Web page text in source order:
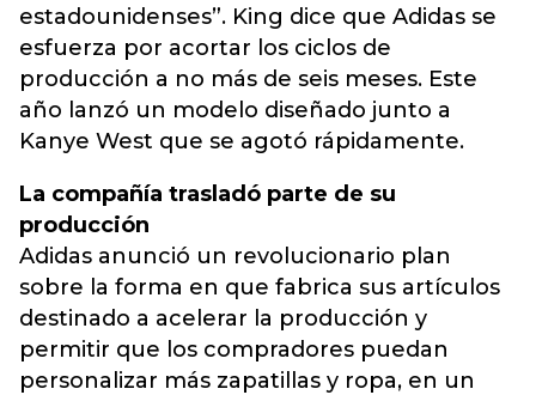
estadounidenses”. King dice que Adidas se
esfuerza por acortar los ciclos de
producción a no más de seis meses. Este
año lanzó un modelo diseñado junto a
Kanye West que se agotó rápidamente.
La compañía trasladó parte de su
producción
Adidas anunció un revolucionario plan
sobre la forma en que fabrica sus artículos
destinado a acelerar la producción y
permitir que los compradores puedan
personalizar más zapatillas y ropa, en un